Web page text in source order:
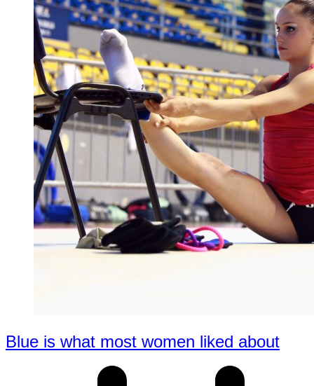
Blue is what most women liked about